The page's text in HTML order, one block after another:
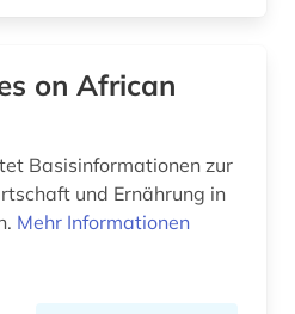
on African
Basisinformationen zur
und Ernährung in
Mehr Informationen